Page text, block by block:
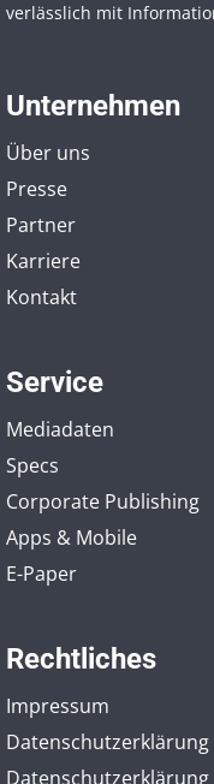
verlässlich mit
Unternehmen
Über uns
Presse
Partner
Karriere
Kontakt
Service
Mediadaten
Specs
Corporate Publishing
Apps & Mobile
E-Paper
Rechtliches
Impressum
Datenschutzerklärung
Datenschutzerklärung